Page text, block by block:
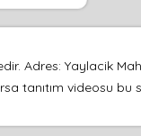
Adres: Yaylacik
tanıtım videosu bu